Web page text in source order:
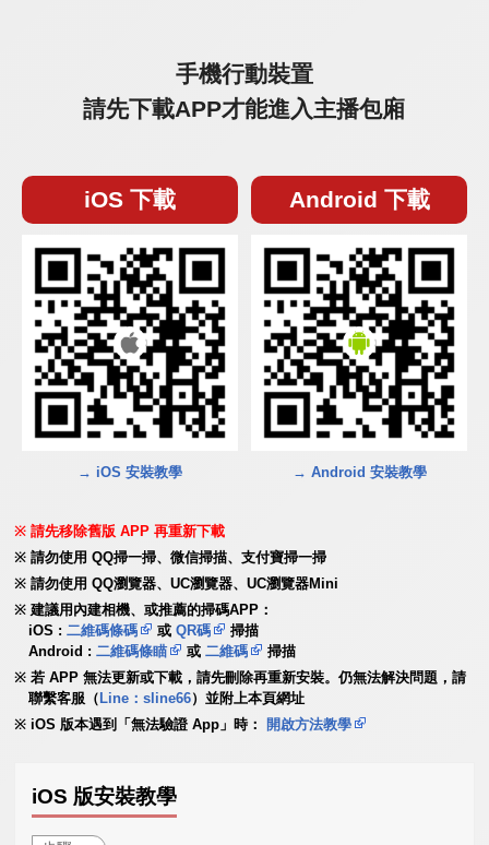
手機行動裝置
請先下載APP才能進入主播包廂
iOS 下載
→ iOS 安裝教學
Android 下載
→ Android 安裝教學
請先移除舊版 APP 再重新下載
請勿使用 QQ掃一掃、微信掃描、支付寶掃一掃
請勿使用 QQ瀏覽器、UC瀏覽器、UC瀏覽器Mini
建議用內建相機、或推薦的掃碼APP：
iOS :二維碼條碼 或QR碼
掃描
Android :二維碼條瞄 或二維碼
掃描
若 APP 無法更新或下載，請先刪除再重新安裝。仍無法解決問題，請
聯繫客服（ Line：sline66）並附上本頁網址
iOS 版本遇到「無法驗證 App」時：
開啟方法教學
iOS 版安裝教學